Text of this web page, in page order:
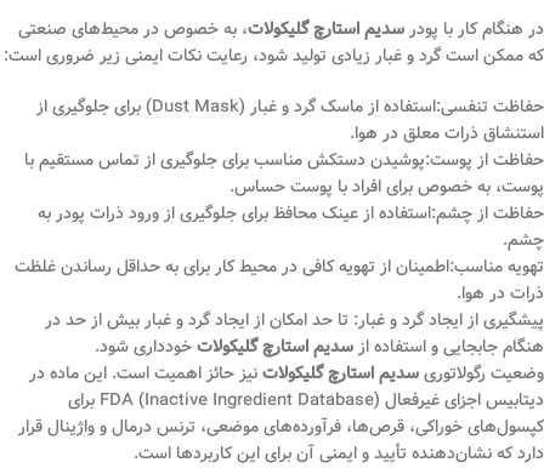
در هنگام کار با پودرسدیم استارچ گلیکولات، به خصوص در محیط‌های صنعتی
که ممکن است گرد و غبار زیادی تولید شود، رعایت نکات ایمنی زیر ضروری است:
حفاظت تنفسی:استفاده از ماسک گرد و غبار (Dust Mask) برای جلوگیری از
استنشاق ذرات معلق در هوا.
حفاظت از پوست:پوشیدن دستکش مناسب برای جلوگیری از تماس مستقیم با
پوست، به خصوص برای افراد با پوست حساس.
حفاظت از چشم:استفاده از عینک محافظ برای جلوگیری از ورود ذرات پودر به
چشم.
تهویه مناسب:اطمینان از تهویه کافی در محیط کار برای به حداقل رساندن غلظت
ذرات در هوا.
پیشگیری از ایجاد گرد و غبار: تا حد امکان از ایجاد گرد و غبار بیش از حد در
هنگام جابجایی و استفاده ازسدیم استارچ گلیکولاتخودداری شود.
وضعیت رگولاتوریسدیم استارچ گلیکولاتنیز حائز اهمیت است. این ماده در
دیتابیس اجزای غیرفعال FDA (Inactive Ingredient Database) برای
کپسول‌های خوراکی، قرص‌ها، فرآورده‌های موضعی، ترنس درمال و واژینال قرار
دارد که نشان‌دهنده تأیید و ایمنی آن برای این کاربردها است.